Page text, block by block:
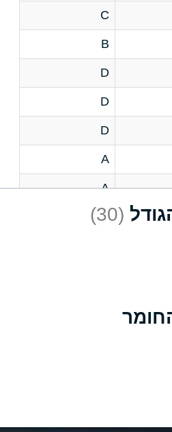
C
B
D
D
D
A
A
C (30)